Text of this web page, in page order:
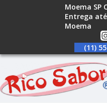
Moema SP
Entrega
Moema
(11)